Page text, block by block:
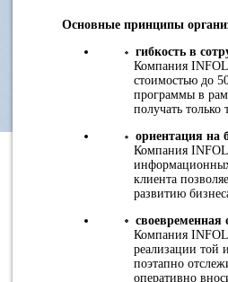
Основные принципы
гибкость в
Компания
стоимостью до
программы в
получать
ориентация на
Компания
клиента
развитию
своевременная
Компания
реализации той
поэтапно
оперативно